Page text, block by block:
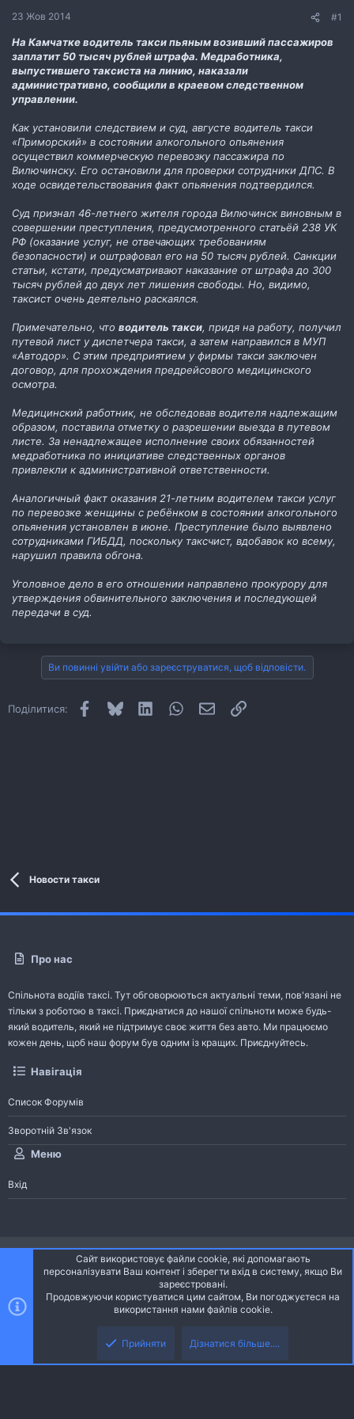
н
23 Жов 2014 #1
На Камчатке водитель такси пьяным возивший пассажиров
заплатит 50 тысяч рублей штрафа. Медработника,
выпустившего таксиста на линию, наказали
административно, сообщили в краевом следственном
управлении.
Как установили следствием и суд, августе водитель такси
«Приморский» в состоянии алкогольного опьянения
осуществил коммерческую перевозку пассажира по
Вилючинску. Его остановили для проверки сотрудники ДПС. В
ходе освидетельствования факт опьянения подтвердился.
Суд признал 46-летнего жителя города Вилючинск виновным в
совершении преступления, предусмотренного статьёй 238 УК
РФ (оказание услуг, не отвечающих требованиям
безопасности) и оштрафовал его на 50 тысяч рублей. Санкции
статьи, кстати, предусматривают наказание от штрафа до 300
тысяч рублей до двух лет лишения свободы. Но, видимо,
таксист очень деятельно раскаялся.
Примечательно, что водитель такси, придя на работу, получил
путевой лист у диспетчера такси, а затем направился в МУП
«Автодор». С этим предприятием у фирмы такси заключен
договор, для прохождения предрейсового медицинского
осмотра.
Медицинский работник, не обследовав водителя надлежащим
образом, поставила отметку о разрешении выезда в путевом
листе. За ненадлежащее исполнение своих обязанностей
медработника по инициативе следственных органов
привлекли к административной ответственности.
Аналогичный факт оказания 21-летним водителем такси услуг
по перевозке женщины с ребёнком в состоянии алкогольного
опьянения установлен в июне. Преступление было выявлено
сотрудниками ГИБДД, поскольку таксчист, вдобавок ко всему,
нарушил правила обгона.
Уголовное дело в его отношении направлено прокурору для
утверждения обвинительного заключения и последующей
передачи в суд.
Ви повинні увійти або зареєструватися, щоб відповісти.
Поділитися: Facebook
Bluesky LinkedInWhatsApp
E-mailПосилання
Новости такси
Про нас
Спільнота водіїв таксі. Тут обговорюються актуальні теми, пов'язані не
тільки з роботою в таксі. Приєднатися до нашої спільноти може будь-
який водитель, який не підтримує своє життя без авто. Ми працюємо
кожен день, щоб наш форум був одним із кращих. Приєднуйтесь.
Навігація
Список Форумів
Зворотній Зв'язок
Меню
Вхід
Ніч
Українська (UA)
S
Community platform by XenForo® © 2010-2026 XenForo Ltd.
Community platform by XenForo © 2010-2022 XenForo Ltd. | dev: Pages
Сайт використовує файли cookie, які допомагають
персоналізувати Ваш контент і зберегти вхід в систему, якщо Ви
зареєстровані.
Продовжуючи користуватися цим сайтом, Ви погоджуєтеся на
використання нами файлів cookie.
Прийняти Дізнатися більше....